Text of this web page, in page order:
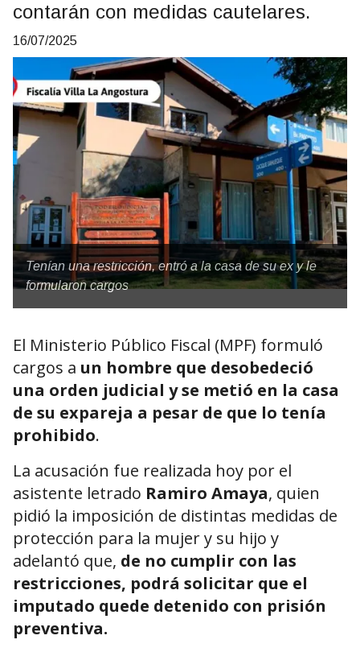
contarán con medidas cautelares.
16/07/2025
Tenían una restricción, entró a la casa de su ex y le
formularon cargos
El Ministerio Público Fiscal (MPF) formuló
cargos a un hombre que desobedeció
una orden judicial y se metió en la casa
de su expareja a pesar de que lo tenía
prohibido.
La acusación fue realizada hoy por el
asistente letrado Ramiro Amaya, quien
pidió la imposición de distintas medidas de
protección para la mujer y su hijo y
adelantó que, de no cumplir con las
restricciones, podrá solicitar que el
imputado quede detenido con prisión
preventiva.